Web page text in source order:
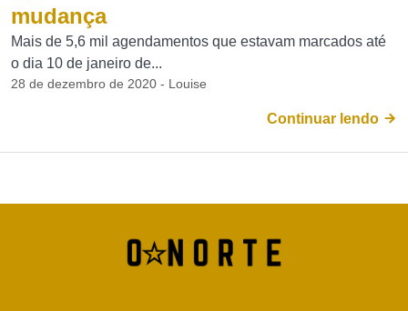
mudança
Mais de 5,6 mil agendamentos que estavam marcados até
o dia 10 de janeiro de...
28 de dezembro de 2020 - Louise
Continuar lendo